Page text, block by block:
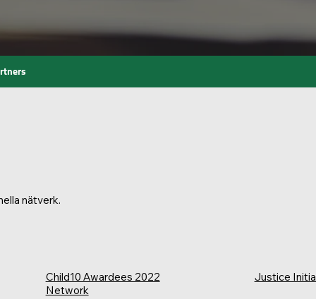
nätverk.
Child10 Awardees 2022
Network
Justice